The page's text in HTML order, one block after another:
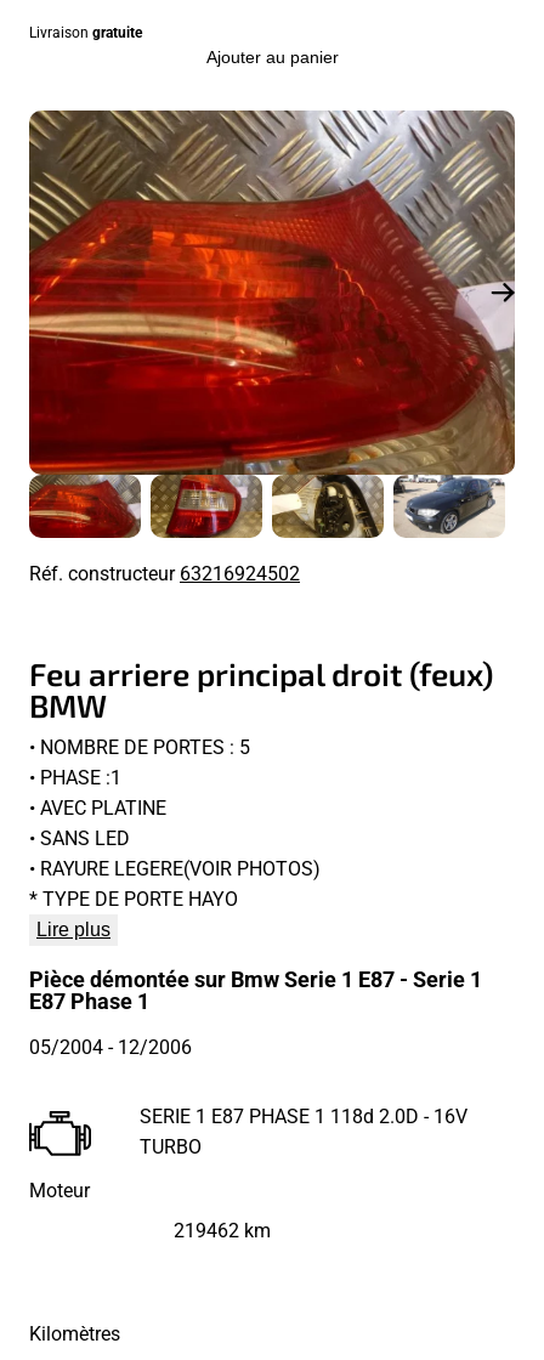
Livraison gratuite
Ajouter au panier
Réf. constructeur63216924502
Feu arriere principal droit (feux)
BMW
• NOMBRE DE PORTES : 5
• PHASE :1
• AVEC PLATINE
• SANS LED
• RAYURE LEGERE(VOIR PHOTOS)
* TYPE DE PORTE HAYO
Lire plus
Pièce démontée sur Bmw Serie 1 E87 - Serie 1
E87 Phase 1
05/2004- 12/2006
Moteur
SERIE 1 E87 PHASE 1 118d 2.0D - 16V
TURBO
Kilomètres
219462 km